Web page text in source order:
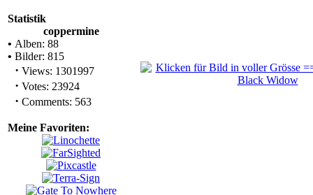
Statistik
coppermine
• Alben: 88
• Bilder: 815
· Views: 1301997
· Votes: 23924
· Comments: 563
Meine Favoriten: